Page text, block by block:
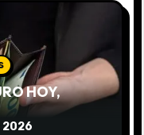
HOY,
2026